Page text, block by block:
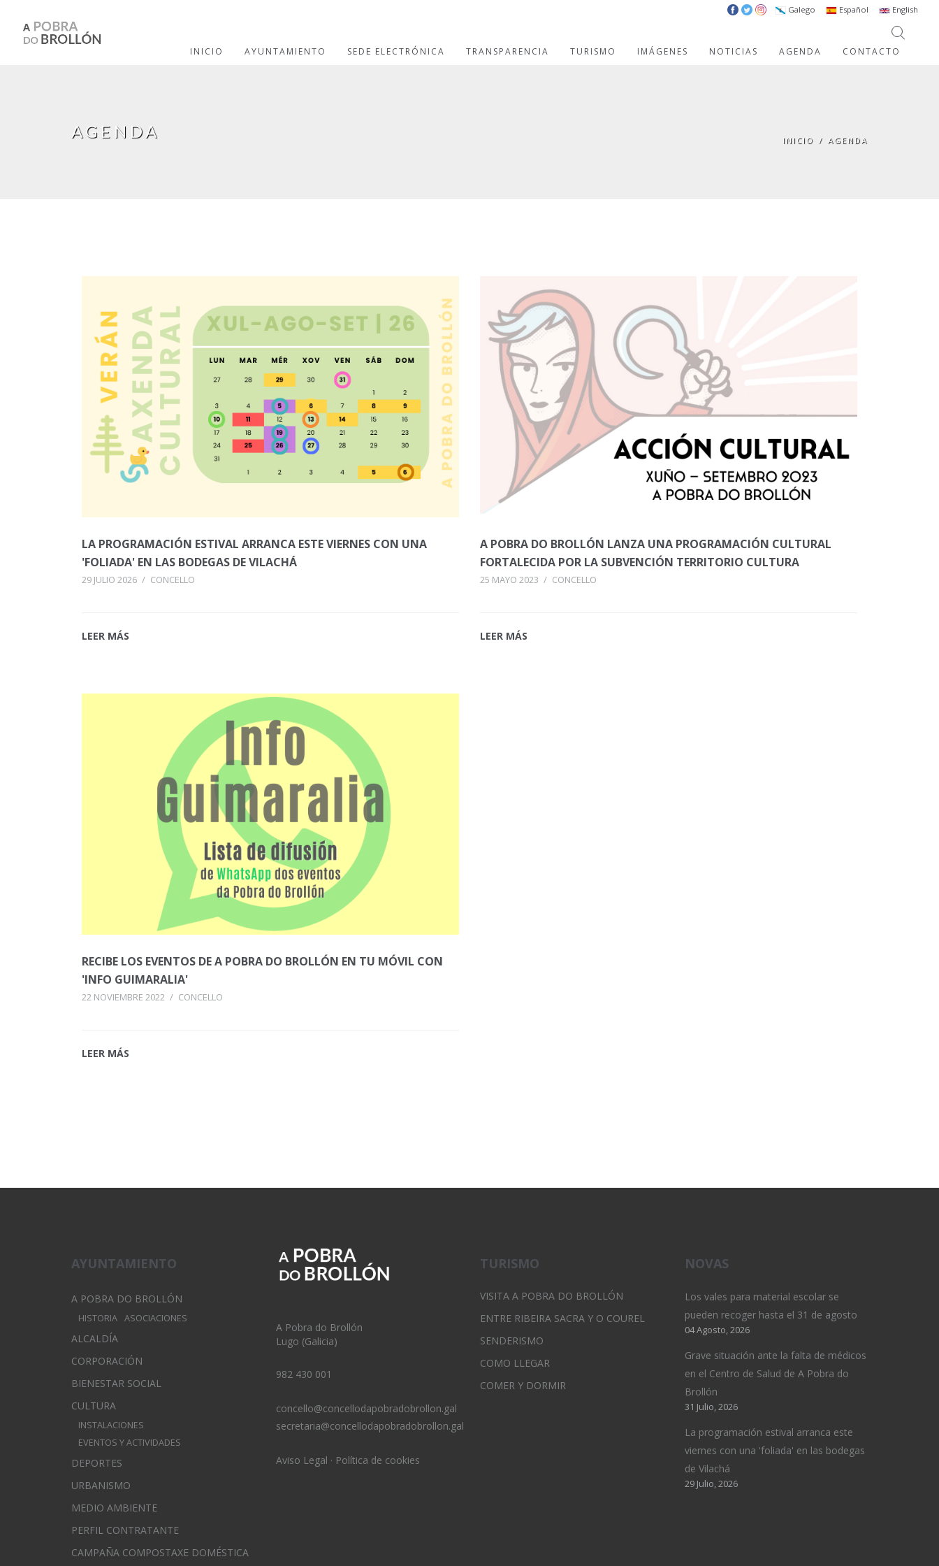
Galego Español English
INICIO AYUNTAMIENTO SEDE ELECTRÓNICA TRANSPARENCIA TURISMO IMÁGENES NOTICIAS AGENDA CONTACTO
AGENDA INICIO / AGENDA
LA PROGRAMACIÓN ESTIVAL ARRANCA ESTE VIERNES CON UNA
'FOLIADA' EN LAS BODEGAS DE VILACHÁ
29 JULIO 2026 / CONCELLO
LEER MÁS
A POBRA DO BROLLÓN LANZA UNA PROGRAMACIÓN CULTURAL
FORTALECIDA POR LA SUBVENCIÓN TERRITORIO CULTURA
25 MAYO 2023 / CONCELLO
LEER MÁS
RECIBE LOS EVENTOS DE A POBRA DO BROLLÓN EN TU MÓVIL CON
'INFO GUIMARALIA'
22 NOVIEMBRE 2022 / CONCELLO
LEER MÁS
AYUNTAMIENTO
A POBRA DO BROLLÓN
HISTORIA ASOCIACIONES
ALCALDÍA
CORPORACIÓN
BIENESTAR SOCIAL
CULTURA
INSTALACIONES
EVENTOS Y ACTIVIDADES
DEPORTES
URBANISMO
MEDIO AMBIENTE
PERFIL CONTRATANTE
CAMPAÑA COMPOSTAXE DOMÉSTICA
A Pobra do Brollón
Lugo (Galicia)
982 430 001
concello@concellodapobradobrollon.gal
secretaria@concellodapobradobrollon.gal
Aviso Legal · Política de cookies
TURISMO
VISITA A POBRA DO BROLLÓN
ENTRE RIBEIRA SACRA Y O COUREL
SENDERISMO
COMO LLEGAR
COMER Y DORMIR
NOVAS
Los vales para material escolar se
pueden recoger hasta el 31 de agosto
04 Agosto, 2026
Grave situación ante la falta de médicos
en el Centro de Salud de A Pobra do
Brollón
31 Julio, 2026
La programación estival arranca este
viernes con una 'foliada' en las bodegas
de Vilachá
29 Julio, 2026